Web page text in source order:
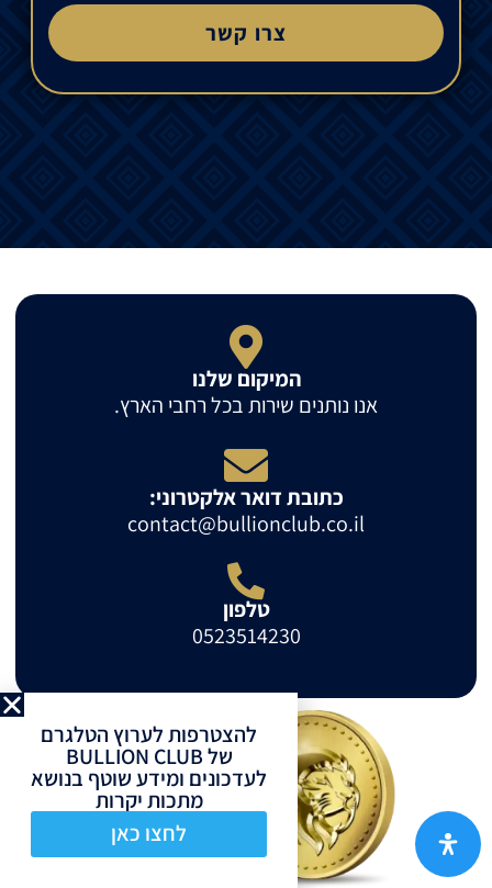
צרו קשר
המיקום שלנו
אנו נותנים שירות בכל רחבי הארץ.
כתובת דואר אלקטרוני:
contact@bullionclub.co.il
טלפון
0523514230
להצטרפות לערוץ הטלגרם
של BULLION CLUB
לעדכונים ומידע שוטף בנושא
מתכות יקרות
לחצו כאן